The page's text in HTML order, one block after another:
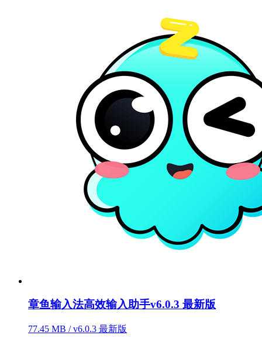
章鱼输入法高效输入助手v6.0.3 最新版
77.45 MB / v6.0.3 最新版